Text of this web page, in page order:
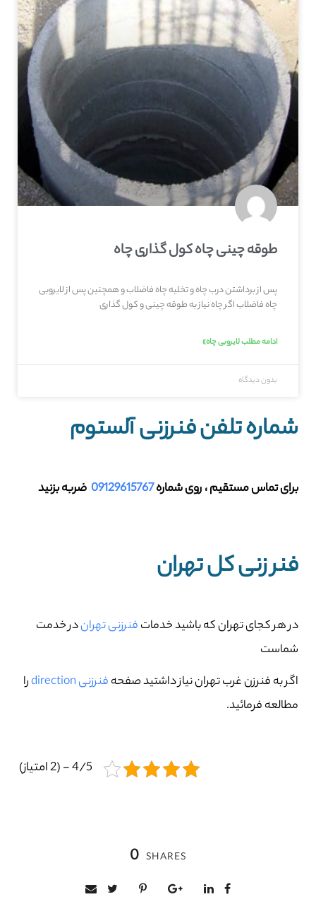
طوقه چینی چاه کول گذاری چاه
پس از برداشتن درب چاه و تخلیه چاه فاضلاب و همچنین پس از لایروبی
چاه فاضلاب اگر چاه نیاز به طوقه چینی و کول گذاری
ادامه مطلب لایروبی چاه»
بدون دیدگاه
شماره تلفن فنرزنی آلستوم
برای تماس مستقیم ، روی شماره09129615767 ضربه بزنید
فنر زنی کل تهران
در هر کجای تهران که باشید خدماتفنرزنی تهراندر خدمت
شماست
اگر به فنرزن غرب تهران نیاز داشتید صفحهفنرزنی direction
را
مطالعه فرمائید.
4/5 - (2 امتیاز)
0 SHARES